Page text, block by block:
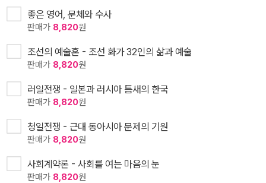
좋은 영어, 문체와 수사
판매가 8,820원
조선의 예술혼 - 조선 화가 32인의 삶과 예술
판매가 8,820원
러일전쟁 - 일본과 러시아 틈새의 한국
판매가 8,820원
청일전쟁 - 근대 동아시아 문제의 기원
판매가 8,820원
사회계약론 - 사회를 여는 마음의 눈
판매가 8,820원